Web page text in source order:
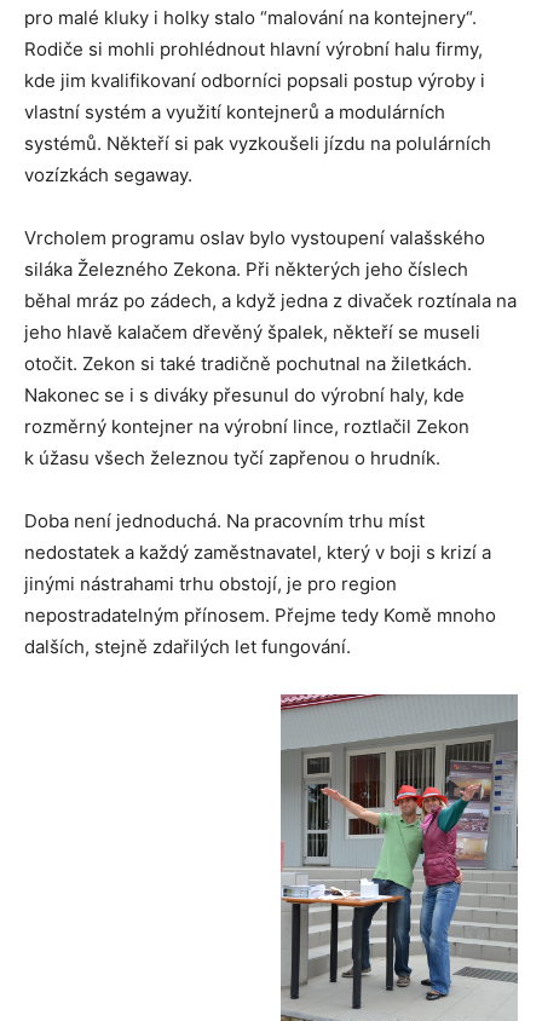
pro malé kluky i holky stalo “malování na kontejnery“.
Rodiče si mohli prohlédnout hlavní výrobní halu firmy,
kde jim kvalifikovaní odborníci popsali postup výroby i
vlastní systém a využití kontejnerů a modulárních
systémů. Někteří si pak vyzkoušeli jízdu na polulárních
vozízkách segaway.
Vrcholem programu oslav bylo vystoupení valašského
siláka Železného Zekona. Při některých jeho číslech
běhal mráz po zádech, a když jedna z divaček roztínala na
jeho hlavě kalačem dřevěný špalek, někteří se museli
otočit. Zekon si také tradičně pochutnal na žiletkách.
Nakonec se i s diváky přesunul do výrobní haly, kde
rozměrný kontejner na výrobní lince, roztlačil Zekon
k úžasu všech železnou tyčí zapřenou o hrudník.
Doba není jednoduchá. Na pracovním trhu míst
nedostatek a každý zaměstnavatel, který v boji s krizí a
jinými nástrahami trhu obstojí, je pro region
nepostradatelným přínosem. Přejme tedy Komě mnoho
dalších, stejně zdařilých let fungování.